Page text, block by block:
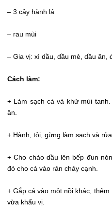
– 3 cây hành lá
– rau mùi
– Gia vị: xì dầu, dầu mè, dầu ăn,
Cách làm:
+ Làm sạch cá và khử mùi
ăn.
+ Hành, tỏi, gừng làm sạch và
+ Cho chảo dầu lên bếp đun
đó cho cá vào rán cháy cạnh.
+ Gắp cá vào một nồi khác,
vừa khẩu vị.